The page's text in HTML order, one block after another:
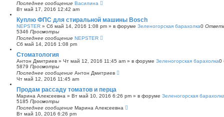
Последнее сообщение Василина
Вт май 17, 2016 12:42 am
Куплю ФПС для стиральной машины Bosch
NEPSTER » Сб май 14, 2016 1:08 pm » в форуме Зеленогорская барахолка0
5346 Просмотры
Последнее сообщение NEPSTER
Сб май 14, 2016 1:08 pm
Стоматология
Антон Дмитриев » Чт май 12, 2016 11:45 am » в форуме Зеленогорская барахолка0
5879 Просмотры
Последнее сообщение Антон Дмитриев
Чт май 12, 2016 11:45 am
Продам рассаду томатов и перца
Марина Алексеевна » Вт май 10, 2016 6:26 pm » в форуме Зеленогорская
5185 Просмотры
Последнее сообщение Марина Алексеевна
Вт май 10, 2016 6:26 pm